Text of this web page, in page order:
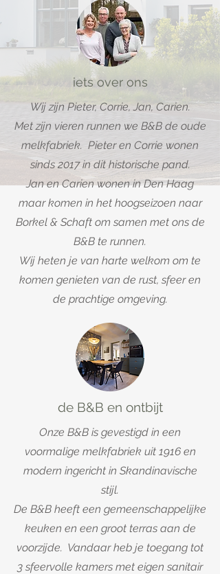
iets over ons
Wij zijn Pieter, Corrie, Jan, Carien.
Met zijn vieren runnen we B&B de oude
melkfabriek. Pieter en Corrie wonen
sinds 2017 in dit historische pand.
Jan en Carien wonen in Den Haag
maar komen in het hoogseizoen naar
Borkel & Schaft om samen met ons de
B&B te runnen.
Wij heten je van harte welkom om te
komen genieten van de rust, sfeer en
de prachtige omgeving.
de B&B en ontbijt
Onze B&B is gevestigd in een
voormalige melkfabriek uit 1916 en
modern ingericht in Skandinavische
stijl.
De B&B heeft een gemeenschappelijke
keuken en een groot terras aan de
voorzijde. Vandaar heb je toegang tot
3 sfeervolle kamers met eigen sanitair